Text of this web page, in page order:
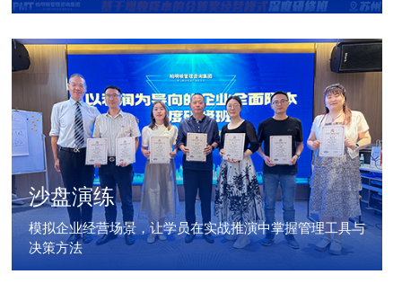
沙盘演练
模拟企业经营场景，让学员在实战推演中掌握管理工具与
决策方法